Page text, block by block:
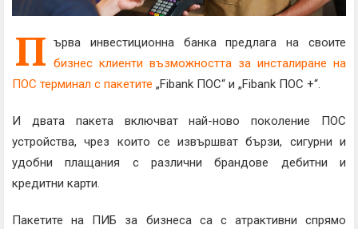
П ърва инвестиционна банка предлага на своите
бизнес клиенти възможността за инсталиране на
ПОС терминал с пакетите „Fibank ПОС“ и „Fibank ПОС +“.
И двата пакета включват най-ново поколение ПОС
устройства, чрез които се извършват бързи, сигурни и
удобни плащания с различни брандове дебитни и
кредитни карти.
Пакетите на ПИБ за бизнеса са с атрактивни спрямо